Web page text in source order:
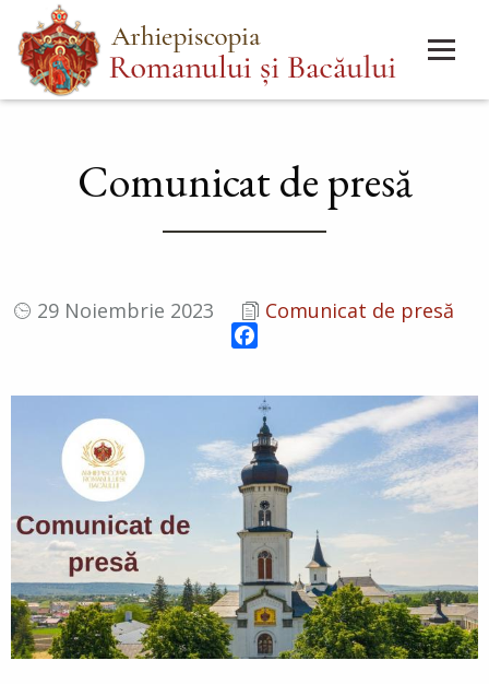
Mergi
la
conţinutul
Main
menu
Comunicat de presă
29 Noiembrie 2023 Comunicat de presă